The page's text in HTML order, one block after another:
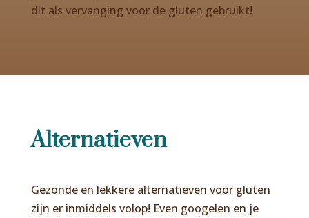
dit als vervanging voor de gluten gebruikt!
Alternatieven
Gezonde en lekkere alternatieven voor gluten
zijn er inmiddels volop! Even googelen en je